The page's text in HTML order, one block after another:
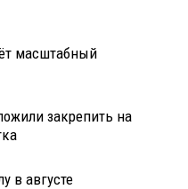
масштабный
закрепить на
в августе